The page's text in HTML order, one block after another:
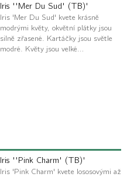
Iris ''Mer Du Sud' (TB)'
Iris 'Mer Du Sud' kvete krásně
modrými květy, okvětní plátky jsou
silně zřasené. Kartáčky jsou světle
modré. Květy jsou velké…
Iris ''Pink Charm' (TB)'
Iris 'Pink Charm' kvete lososovými až